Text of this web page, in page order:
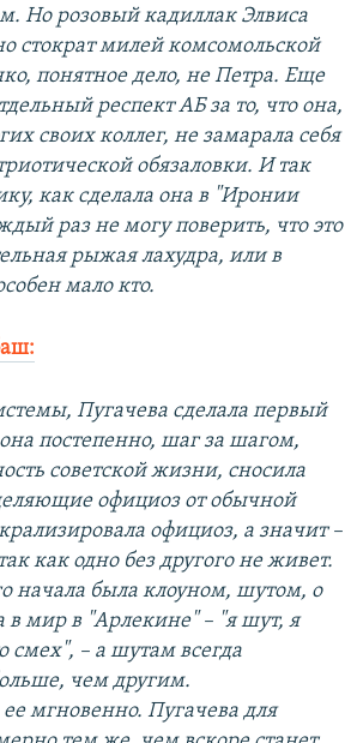
Но розовый кадиллак Элвиса
стократ милей комсомольской
понятное дело, не Петра. Еще
респект АБ за то, что она,
своих коллег, не замарала себя
обязаловки. И так
как сделала она в "Иронии
раз не могу поверить, что это
рыжая лахудра, или в
мало кто.
Пугачева сделала первый
постепенно, шаг за шагом,
советской жизни, сносила
официоз от обычной
официоз, а значит –
как одно без другого не живет.
начала была клоуном, шутом, о
в мир в "Арлекине" – "я шут, я
смех", – а шутам всегда
чем другим.
мгновенно. Пугачева для